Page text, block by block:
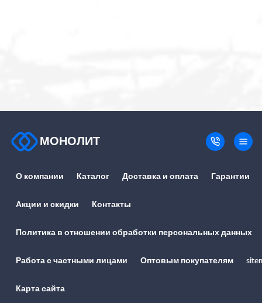
МОНОЛИТ
О компании Каталог Доставка и оплата Гарантии
Акции и скидки Контакты
Политика в отношении обработки персональных данных
Работа с частными лицами Оптовым покупателям
Карта сайта